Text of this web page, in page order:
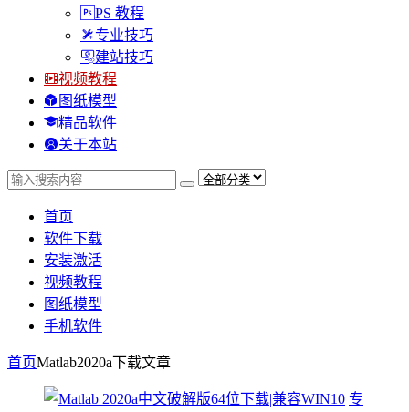
PS 教程
专业技巧
建站技巧
视频教程
图纸模型
精品软件
关于本站
首页
软件下载
安装激活
视频教程
图纸模型
手机软件
首页Matlab2020a下载文章
专